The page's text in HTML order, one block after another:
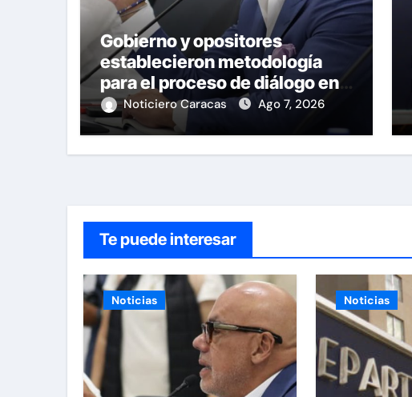
Gobierno y opositores
establecieron metodología
para el proceso de diálogo en
Venezuela
Noticiero Caracas Ago 7, 2026
Te puede interesar
Noticias Noticias